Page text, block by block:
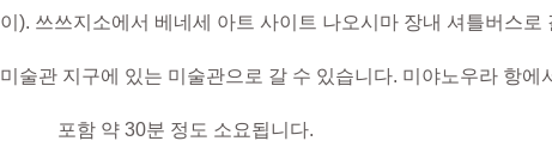
이). 쓰쓰지소에서 베네세 아트 사이트 나오시마 장내 셔틀버스로
미술관 지구에 있는 미술관으로 갈 수 있습니다. 미야노우라 항에
포함 약 30분 정도 소요됩니다.